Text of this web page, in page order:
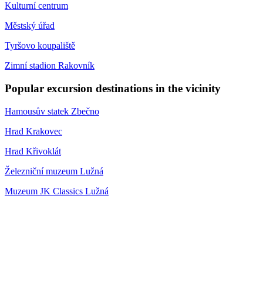
Kulturní centrum
Městský úřad
Tyršovo koupaliště
Zimní stadion Rakovník
Popular excursion destinations in the vicinity
Hamousův statek Zbečno
Hrad Krakovec
Hrad Křivoklát
Železniční muzeum Lužná
Muzeum JK Classics Lužná